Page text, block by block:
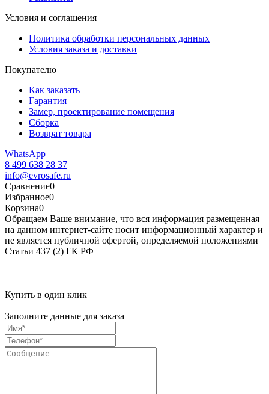
Условия и соглашения
Политика обработки персональных данных
Условия заказа и доставки
Покупателю
Как заказать
Гарантия
Замер, проектирование помещения
Сборка
Возврат товара
WhatsApp
8 499 638 28 37
info@evrosafe.ru
Сравнение0
Избранное0
Корзина0
Обращаем Ваше внимание, что вся информация размещенная
на данном интернет-сайте носит информационный характер и
не является публичной офертой, определяемой положениями
Статьи 437 (2) ГК РФ
Купить в один клик
Заполните данные для заказа